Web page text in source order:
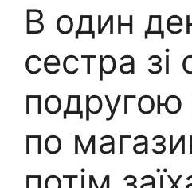
В один
сестра зі
по